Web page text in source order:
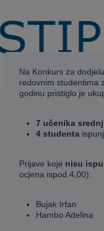
Na Konkurs za
redovnim studentima
godinu pristiglo je
7 učenika
4 studenta
Prijave koje nisu
ocjena ispod 4,00):
Bujak Irfan
Hambo Adelina